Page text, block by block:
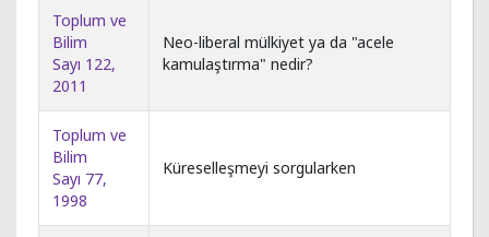
Toplum ve
Bilim
Sayı 122,
2011
Neo-liberal mülkiyet ya da "acele
kamulaştırma" nedir?
Toplum ve
Bilim
Sayı 77,
1998
Küreselleşmeyi sorgularken